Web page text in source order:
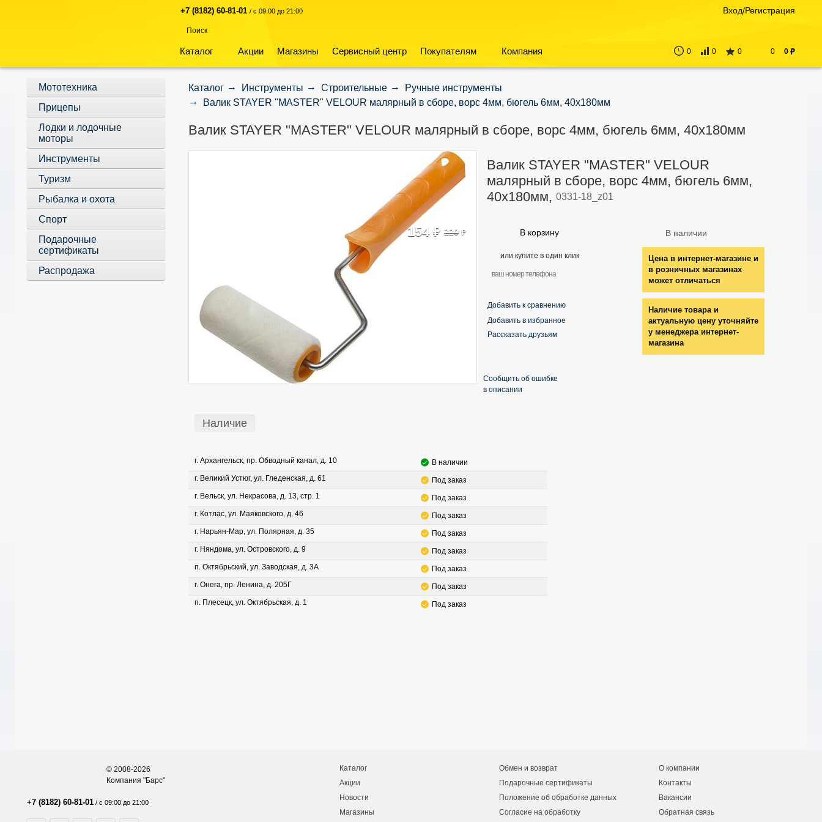
+7 (8182) 60-81-01 / с 09:00 до 21:00
Каталог Акции Магазины Сервисный центр Покупателям Компания
Вход/Регистрация
0 0 0 0 0 руб
Мототехника
Прицепы
Лодки и лодочные
моторы
Инструменты
Туризм
Рыбалка и охота
Спорт
Подарочные
сертификаты
Распродажа
Каталог Инструменты Строительные
Ручные инструменты
Валик STAYER "MASTER" VELOUR малярный в сборе, ворс 4мм, бюгель 6мм, 40х180мм
Валик STAYER "MASTER" VELOUR малярный в сборе, ворс 4мм, бюгель 6мм, 40х180мм
Валик STAYER "MASTER" VELOUR
малярный в сборе, ворс 4мм, бюгель 6мм,
40х180мм, 0331-18_z01
В наличии
Цена в интернет-магазине и
в розничных магазинах
может отличаться
Наличие товара и
актуальную цену уточняйте
у менеджера интернет-
магазина
В корзину
или купите в один клик
Добавить к сравнению
Добавить в избранное
Рассказать друзьям
Сообщить об ошибке
в описании
154 руб 220 руб
Наличие
г. Архангельск, пр. Обводный канал, д. 10
В наличии
г. Великий Устюг, ул. Гледенская, д. 61
Под заказ
г. Вельск, ул. Некрасова, д. 13, стр. 1
Под заказ
г. Котлас, ул. Маяковского, д. 46
Под заказ
г. Нарьян-Мар, ул. Полярная, д. 35
Под заказ
г. Няндома, ул. Островского, д. 9
Под заказ
п. Октябрьский, ул. Заводская, д. 3А
Под заказ
г. Онега, пр. Ленина, д. 205Г
Под заказ
п. Плесецк, ул. Октябрьская, д. 1
Под заказ
© 2008-2026
Компания "Барс"
+7 (8182) 60-81-01 / с 09:00 до 21:00
Каталог
Акции
Новости
Магазины
Обмен и возврат
Подарочные сертификаты
Положение об обработке данных
Согласие на обработку
О компании
Контакты
Вакансии
Обратная связь